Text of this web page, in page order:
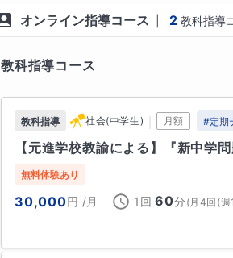
暗記や小手先のテクニックでは無く
協のない授業をお届けします。生徒
ることで、生徒さん自身も気づかな
指導方針は「基礎をおろそかにしない
————————
その人の力を大きく羽ばたかせるの
・カリキュラム作成など学習のサポ
京女学館中学校 ほか
【2023年度】
・首都圏模試：偏差値12UP（国語／
・首都圏模試：偏差値18UP（社会）
・合不合判定テスト：偏差値8UP（算
▶ 個別指導塾TOMAS 時代（2002
※当時は算・国・理・社すべてを担
青山学院中等部／鷗友学園女子中学
中等科／香蘭女学校中等科／女子聖
オンライン指導コース 2 教科指導
教科指導コース
教科指導 社会(中学生) 月額 #定期
【元進学校教諭による】『新中学
無料体験あり
30,000円 /月 1回 60分 ( 月4回(